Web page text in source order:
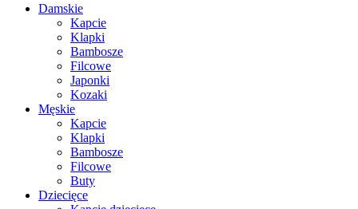
Damskie
Kapcie
Klapki
Bambosze
Filcowe
Japonki
Kozaki
Męskie
Kapcie
Klapki
Bambosze
Filcowe
Buty
Dziecięce